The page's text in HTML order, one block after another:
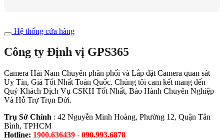
Hệ thống cửa hàng
Công ty Định vị GPS365
Camera Hải Nam Chuyên phân phối và Lắp đặt Camera quan sát
Uy Tín, Giá Tốt Nhất Toàn Quốc. Chúng tôi cam kết mang đến
Quý Khách Dịch Vụ CSKH Tốt Nhất, Bảo Hành Chuyên Nghiệp
Và Hỗ Trợ Trọn Đời.
Trụ Sở Chính : 42 Nguyễn Minh Hoàng, Phường 12, Quận Tân
Bình, TPHCM
Hotline: 1900.636439 - 090.993.6878